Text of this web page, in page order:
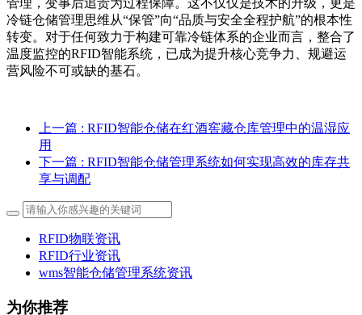
管理，变事后追责为过程保障。这不仅仅是技术的升级，更是
冷链仓储管理思维从“保管”向“品质与安全全程护航”的根本性
转变。对于任何致力于构建可靠冷链体系的企业而言，整合了
温度监控的RFID智能系统，已成为提升核心竞争力、规避运
营风险不可或缺的基石。
上一篇 : RFID智能仓储在红酒窖藏仓库管理中的温湿应
用
下一篇 : RFID智能仓储管理系统如何实现高效的库存共
享与调配
RFID物联资讯
RFID行业资讯
wms智能仓储管理系统资讯
为你推荐